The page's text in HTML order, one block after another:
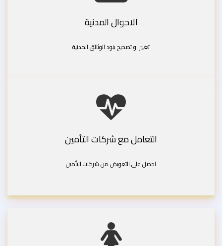
الاحوال المدنية
تغيير او تصحيح بنود الوثائق المدنية
التعامل مع شركات التأمين
احصل على التعويض من شركات التأمين